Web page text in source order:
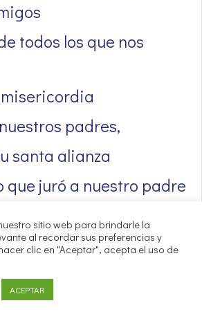
todos los que nos
padres,
santa alianza
que juró a nuestro padre
que, libres de temor,
la mano de los
sitio web para brindarle la
al recordar sus preferencias y
clic en "Aceptar", acepta el uso de
ACEPTAR